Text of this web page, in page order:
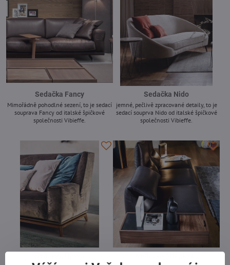
Sedačka Fancy
Mimořádně pohodlné sezení, to je sedací
souprava Fancy od italské špičkové
společnosti Vibieffe.
Sedačka Nido
jemné, pečlivě zpracované detaily, to je
sedací souprva Nido od italské špičkové
společnosti Vibieffe.